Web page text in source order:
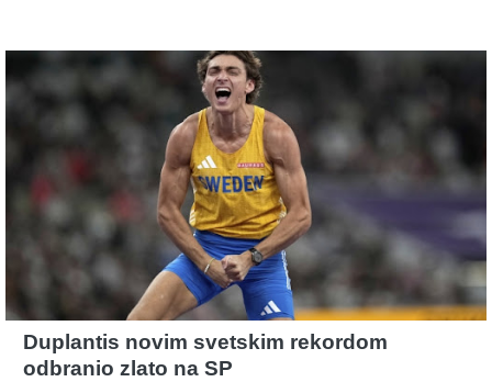
Duplantis novim svetskim rekordom
odbranio zlato na SP